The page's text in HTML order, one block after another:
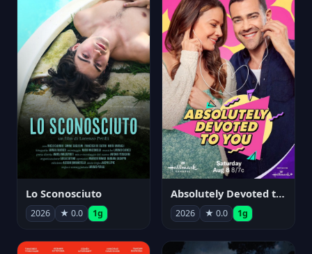
Lo Sconosciuto
2026 ★ 0.0 1g
Absolutely Devoted to You
2026 ★ 0.0 1g